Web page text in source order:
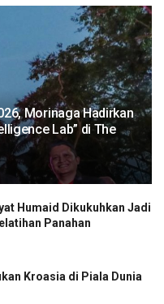
Morinaga Hadirkan
Lab” di The
Humaid Dikukuhkan Jadi
Panahan
Kroasia di Piala Dunia